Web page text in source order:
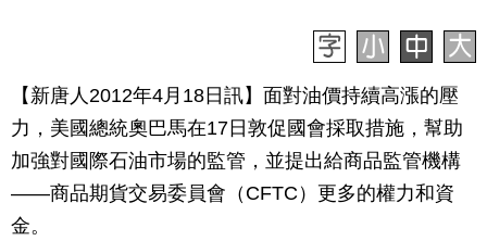
【新唐人2012年4月18日訊】面對油價持續高漲的壓
力，美國總統奧巴馬在17日敦促國會採取措施，幫助
加強對國際石油市場的監管，並提出給商品監管機構
——商品期貨交易委員會（CFTC）更多的權力和資
金。